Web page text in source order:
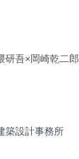
吾×岡崎乾二郎
築設計事務所